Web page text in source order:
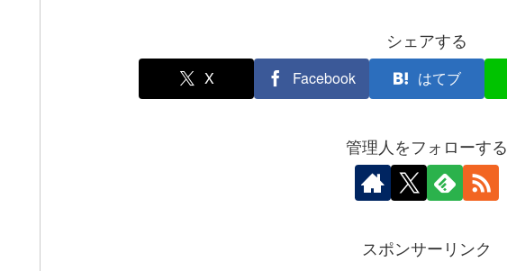
シェアする
X Facebook はてブ
管理人をフォローする
スポンサーリンク